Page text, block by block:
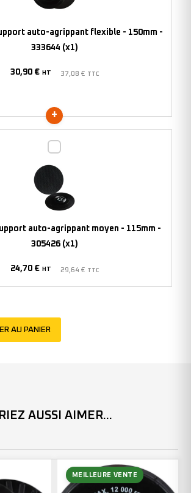
flexible
150mm
333644
auto-agrippant flexible - 150mm -
333644 (x1)
30,90 € HT 37,08 € TTC
auto-
agrippant
moyen
115mm
305426
auto-agrippant moyen - 115mm -
305426 (x1)
24,70 € HT 29,64 € TTC
AU PANIER
AUSSI AIMER...
MEILLEURE VENTE